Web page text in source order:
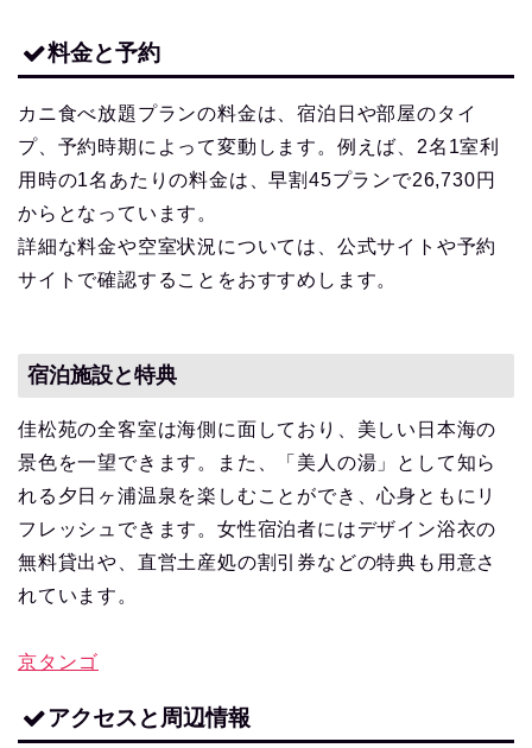
料金と予約
カニ食べ放題プランの料金は、宿泊日や部屋のタイ
プ、予約時期によって変動します。例えば、2名1室利
用時の1名あたりの料金は、早割45プランで26,730円
からとなっています。
詳細な料金や空室状況については、公式サイトや予約
サイトで確認することをおすすめします。
宿泊施設と特典
佳松苑の全客室は海側に面しており、美しい日本海の
景色を一望できます。また、「美人の湯」として知ら
れる夕日ヶ浦温泉を楽しむことができ、心身ともにリ
フレッシュできます。女性宿泊者にはデザイン浴衣の
無料貸出や、直営土産処の割引券などの特典も用意さ
れています。
京タンゴ
アクセスと周辺情報